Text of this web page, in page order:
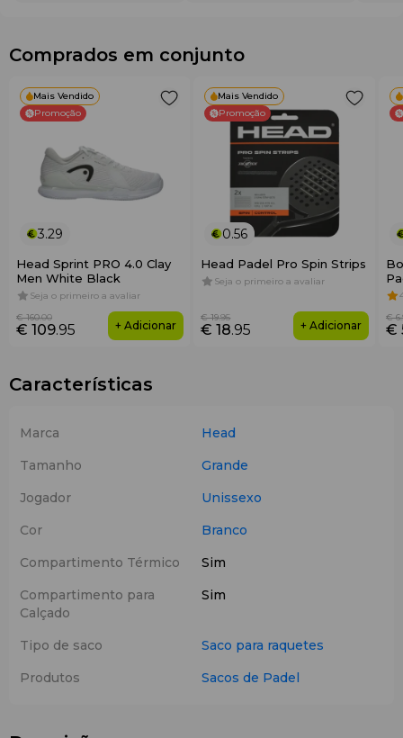
Comprados em conjunto
Mais Vendido
Promoção
3.29
Head Sprint PRO 4.0 Clay
Men White Black
Seja o primeiro a avaliar
€ 109.95
€ 160.00
+ Adicionar
Mais Vendido
Promoção
0.56
Head Padel Pro Spin Strips
Seja o primeiro a avaliar
€ 18.95
€ 19.95
+ Adicionar €
€ 6
Características
Marca
Head
Tamanho
Grande
Jogador
Unissexo
Cor
Branco
Compartimento Térmico
Sim
Compartimento para
Calçado
Sim
Tipo de saco
Saco para raquetes
Produtos
Sacos de Padel